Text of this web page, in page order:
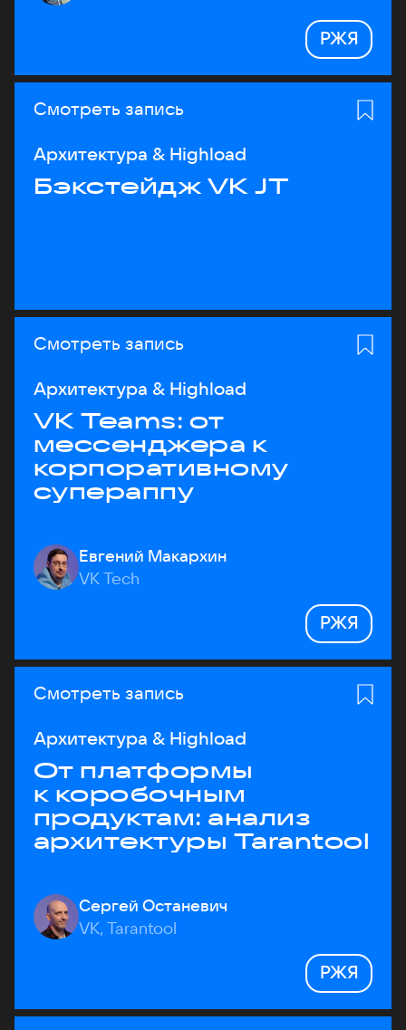
РЖЯ
Смотреть запись
Архитектура & Highload
Бэкстейдж VK JT
Смотреть запись
Архитектура & Highload
VK Teams: от
мессенджера к
корпоративному
супераппу
Евгений Макархин
VK Tech
РЖЯ
Смотреть запись
Архитектура & Highload
От платформы
к коробочным
продуктам: анализ
архитектуры Tarantool
Сергей Останевич
VK, Tarantool
РЖЯ